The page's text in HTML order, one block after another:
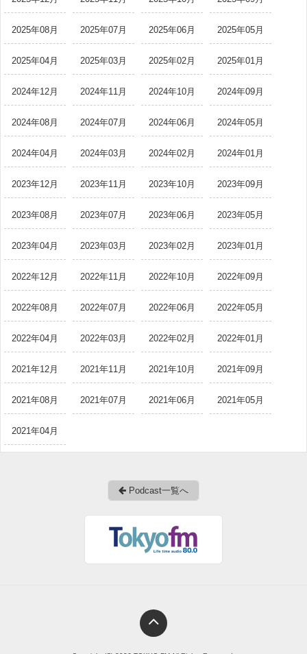
2025年08月 2025年07月 2025年06月 2025年05月
2025年04月 2025年03月 2025年02月 2025年01月
2024年12月 2024年11月 2024年10月 2024年09月
2024年08月 2024年07月 2024年06月 2024年05月
2024年04月 2024年03月 2024年02月 2024年01月
2023年12月 2023年11月 2023年10月 2023年09月
2023年08月 2023年07月 2023年06月 2023年05月
2023年04月 2023年03月 2023年02月 2023年01月
2022年12月 2022年11月 2022年10月 2022年09月
2022年08月 2022年07月 2022年06月 2022年05月
2022年04月 2022年03月 2022年02月 2022年01月
2021年12月 2021年11月 2021年10月 2021年09月
2021年08月 2021年07月 2021年06月 2021年05月
2021年04月
Podcast一覧へ